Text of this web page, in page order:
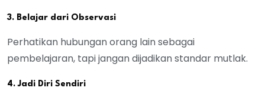
3. Belajar dari Observasi
Perhatikan hubungan orang lain sebagai
pembelajaran, tapi jangan dijadikan standar mutlak.
4. Jadi Diri Sendiri